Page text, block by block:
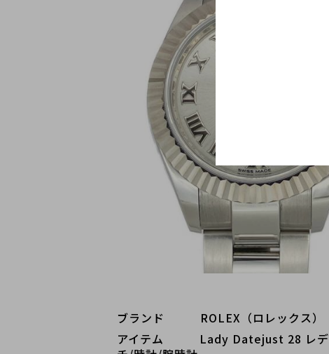
ブランド   ROLEX（ロレックス）
アイテム   Lady Datejust 28 レデ